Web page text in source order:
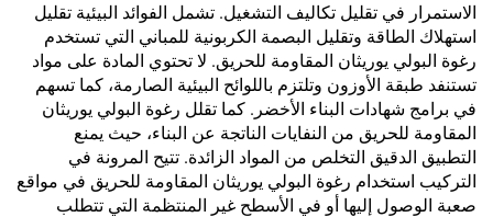
الاستمرار في تقليل تكاليف التشغيل. تشمل الفوائد البيئية تقليل
استهلاك الطاقة وتقليل البصمة الكربونية للمباني التي تستخدم
رغوة البولي يوريثان المقاومة للحريق. لا تحتوي المادة على مواد
تستنفد طبقة الأوزون وتلتزم باللوائح البيئية الصارمة، كما تسهم
في برامج شهادات البناء الأخضر. كما تقلل رغوة البولي يوريثان
المقاومة للحريق من النفايات الناتجة عن البناء، حيث يمنع
التطبيق الدقيق التخلص من المواد الزائدة. تتيح المرونة في
التركيب استخدام رغوة البولي يوريثان المقاومة للحريق في مواقع
صعبة الوصول إليها أو في الأسطح غير المنتظمة التي تتطلب